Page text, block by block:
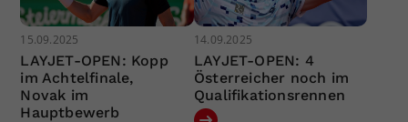
15.09.2025
LAYJET-OPEN: Kopp
im Achtelfinale,
Novak im
Hauptbewerb
14.09.2025
LAYJET-OPEN: 4
Österreicher noch im
Qualifikationsrennen